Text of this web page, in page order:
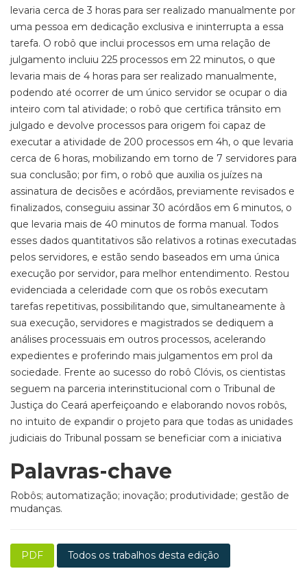
levaria cerca de 3 horas para ser realizado manualmente por
uma pessoa em dedicação exclusiva e ininterrupta a essa
tarefa. O robô que inclui processos em uma relação de
julgamento incluiu 225 processos em 22 minutos, o que
levaria mais de 4 horas para ser realizado manualmente,
podendo até ocorrer de um único servidor se ocupar o dia
inteiro com tal atividade; o robô que certifica trânsito em
julgado e devolve processos para origem foi capaz de
executar a atividade de 200 processos em 4h, o que levaria
cerca de 6 horas, mobilizando em torno de 7 servidores para
sua conclusão; por fim, o robô que auxilia os juízes na
assinatura de decisões e acórdãos, previamente revisados e
finalizados, conseguiu assinar 30 acórdãos em 6 minutos, o
que levaria mais de 40 minutos de forma manual. Todos
esses dados quantitativos são relativos a rotinas executadas
pelos servidores, e estão sendo baseados em uma única
execução por servidor, para melhor entendimento. Restou
evidenciada a celeridade com que os robôs executam
tarefas repetitivas, possibilitando que, simultaneamente à
sua execução, servidores e magistrados se dediquem a
análises processuais em outros processos, acelerando
expedientes e proferindo mais julgamentos em prol da
sociedade. Frente ao sucesso do robô Clóvis, os cientistas
seguem na parceria interinstitucional com o Tribunal de
Justiça do Ceará aperfeiçoando e elaborando novos robôs,
no intuito de expandir o projeto para que todas as unidades
judiciais do Tribunal possam se beneficiar com a iniciativa
Palavras-chave
Robôs; automatização; inovação; produtividade; gestão de
mudanças.
PDF Todos os trabalhos desta edição